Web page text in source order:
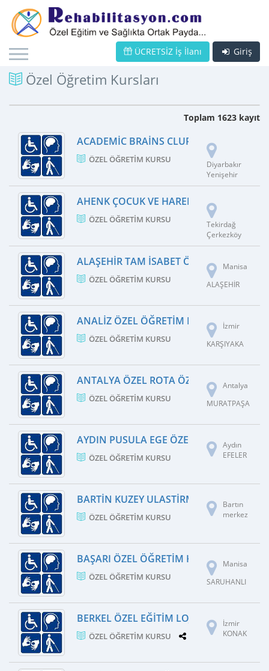
Giriş
ÜCRETSİZ İş İlanı
Özel Öğretim Kursları
Toplam 1623 kayıt
ACADEMIC BRAINS CLUP EĞITIM VE
ÖZEL ÖĞRETIM KURSU
Diyarbakır
Yenişehir
AHENK ÇOCUK VE HAREKET AKADEMISI
ÖZEL ÖĞRETIM KURSU
Tekirdağ
Çerkezköy
ALAŞEHIR TAM İSABET ÖZEL ÖĞRETIM
ÖZEL ÖĞRETIM KURSU
Manisa
ALAŞEHİR
ANALIZ ÖZEL ÖĞRETIM KURSU
ÖZEL ÖĞRETIM KURSU
İzmir
KARŞIYAKA
ANTALYA ÖZEL ROTA ÖZEL ÖĞRETIM
ÖZEL ÖĞRETIM KURSU
Antalya
MURATPAŞA
AYDIN PUSULA EGE ÖZEL ÖĞRETIM
ÖZEL ÖĞRETIM KURSU
Aydın
EFELER
BARTIN KUZEY ULASTIRMA HIZMETLERI
ÖZEL ÖĞRETIM KURSU
Bartın
merkez
BAŞARI ÖZEL ÖĞRETIM KURSU
ÖZEL ÖĞRETIM KURSU
Manisa
SARUHANLI
BERKEL ÖZEL EĞITIM LOJISTIK
ÖZEL ÖĞRETIM KURSU 1 ŞUBE
İzmir
KONAK